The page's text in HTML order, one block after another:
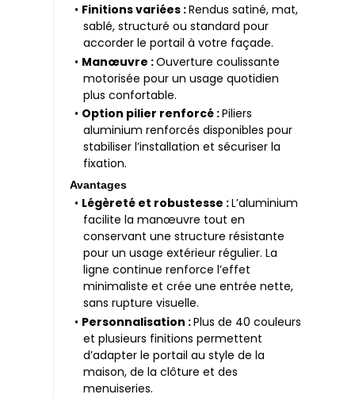
• Finitions variées :Rendus satiné, mat,
sablé, structuré ou standard pour
accorder le portail à votre façade.
• Manœuvre :Ouverture coulissante
motorisée pour un usage quotidien
plus confortable.
• Option pilier renforcé :Piliers
aluminium renforcés disponibles pour
stabiliser l’installation et sécuriser la
fixation.
Avantages
• Légèreté et robustesse :L’aluminium
facilite la manœuvre tout en
conservant une structure résistante
pour un usage extérieur régulier. La
ligne continue renforce l’effet
minimaliste et crée une entrée nette,
sans rupture visuelle.
• Personnalisation :Plus de 40 couleurs
et plusieurs finitions permettent
d’adapter le portail au style de la
maison, de la clôture et des
menuiseries.